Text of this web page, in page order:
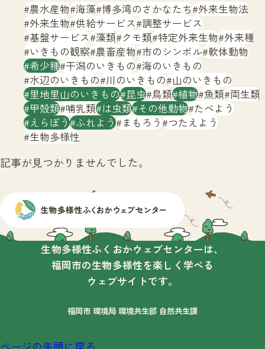
文字サイズ 小 中 大
生物多様性ふくおかウェブセンターとは
サイトマップ
農水産物 海藻 博多湾のさかなたち 外来生物法
外来生物 供給サービス 調整サービス
基盤サービス 藻類 クモ類 特定外来生物 外来種
いきもの観察 農畜産物 市のシンボル 軟体動物
希少種 干潟のいきもの 海のいきもの
水辺のいきもの 川のいきもの 山のいきもの
里地里山のいきもの 昆虫 鳥類 植物 魚類 両生類
甲殻類 哺乳類 は虫類 その他動物 たべよう
えらぼう ふれよう まもろう つたえよう
生物多様性
記事が見つかりませんでした。
生物多様性ふくおかウェブセンターは、
福岡市の生物多様性を楽しく学べる
ウェブサイトです。
福岡市 環境局 環境共生部 自然共生課